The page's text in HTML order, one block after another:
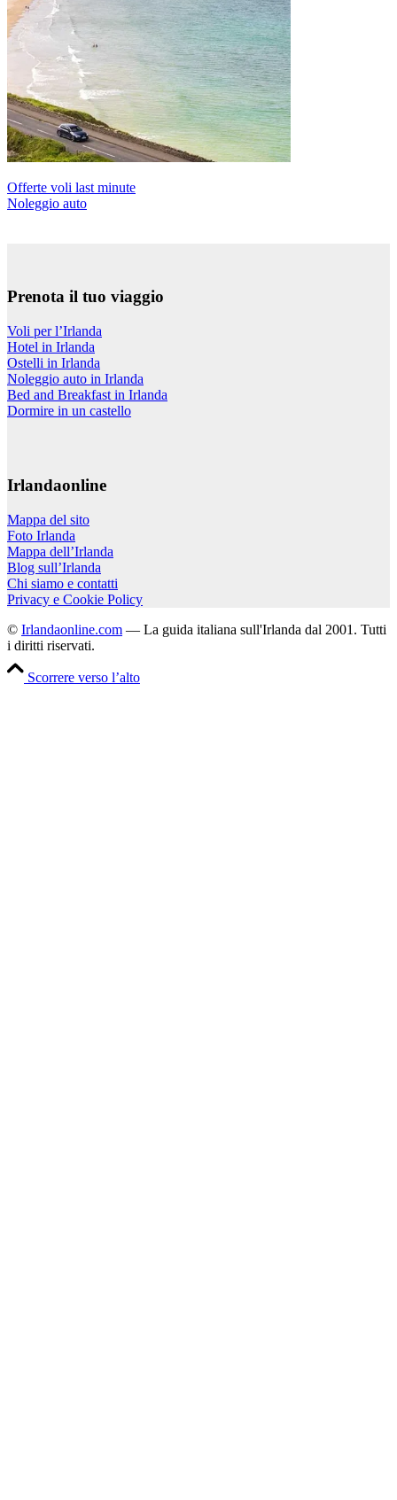
Offerte voli last minute
Noleggio auto
Prenota il tuo viaggio
Voli per l’Irlanda
Hotel in Irlanda
Ostelli in Irlanda
Noleggio auto in Irlanda
Bed and Breakfast in Irlanda
Dormire in un castello
Irlandaonline
Mappa del sito
Foto Irlanda
Mappa dell’Irlanda
Blog sull’Irlanda
Chi siamo e contatti
Privacy e Cookie Policy
© Irlandaonline.com — La guida italiana sull'Irlanda dal 2001. Tutti
i diritti riservati.
Scorrere verso l’alto